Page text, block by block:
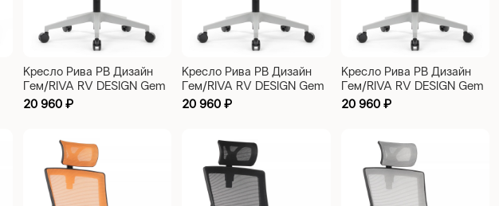
Кресло Рива РВ Дизайн
Гем/RIVA RV DESIGN Gem
(6230A-HS) черный
20 960 ₽
Кресло Рива РВ Дизайн
Гем/RIVA RV DESIGN Gem
(6230A-HS) голубой
20 960₽
Кресло Рива РВ Дизайн
Гем/RIVA RV DESIGN Gem
(6230A-HS) зеленый
20 960₽